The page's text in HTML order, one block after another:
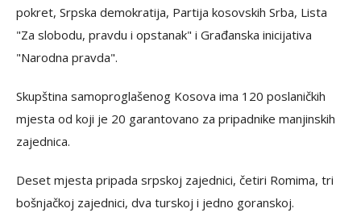
pokret, Srpska demokratija, Partija kosovskih Srba, Lista
"Za slobodu, pravdu i opstanak" i Građanska inicijativa
"Narodna pravda".
Skupština samoproglašenog Kosova ima 120 poslaničkih
mjesta od koji je 20 garantovano za pripadnike manjinskih
zajednica.
Deset mjesta pripada srpskoj zajednici, četiri Romima, tri
bošnjačkoj zajednici, dva turskoj i jedno goranskoj.